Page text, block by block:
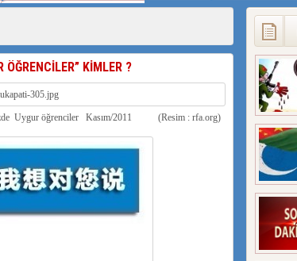
DOĞU TÜRKİSTAN
AKADEMİSİ BAŞKANI’NA TEPKİLER SÜRÜYOR
ZİYARETİ
ÖĞRENCİLER” KİMLER ?
Uygur öğrenciler Kasım/2011 (Resim : rfa.org)